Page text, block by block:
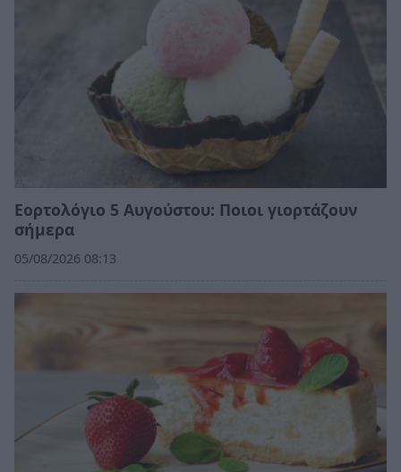
Εορτολόγιο 5 Αυγούστου: Ποιοι γιορτάζουν
σήμερα
05/08/2026 08:13